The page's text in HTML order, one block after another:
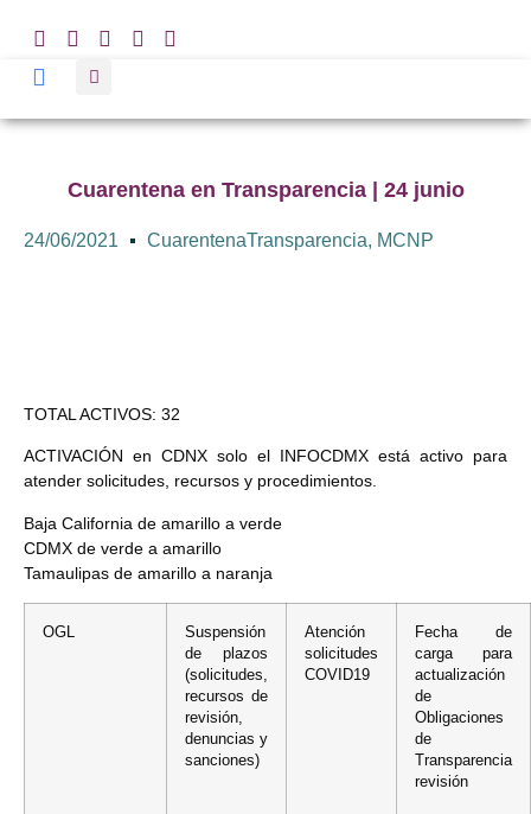
Cuarentena en Transparencia | 24 junio
24/06/2021 CuarentenaTransparencia, MCNP
TOTAL ACTIVOS: 32
ACTIVACIÓN en CDNX solo el INFOCDMX está activo para
atender solicitudes, recursos y procedimientos.
Baja California de amarillo a verde
CDMX de verde a amarillo
Tamaulipas de amarillo a naranja
OGL
Suspensión
de plazos
(solicitudes,
recursos de
revisión,
denuncias y
sanciones)
Atención
solicitudes
COVID19
Fecha de
carga para
actualización
de
Obligaciones
de
Transparencia
revisión